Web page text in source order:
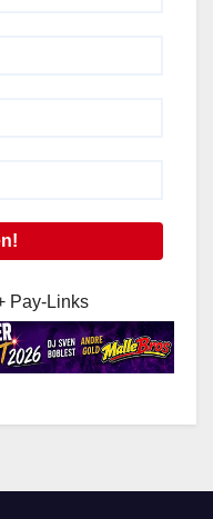
Pay-Links